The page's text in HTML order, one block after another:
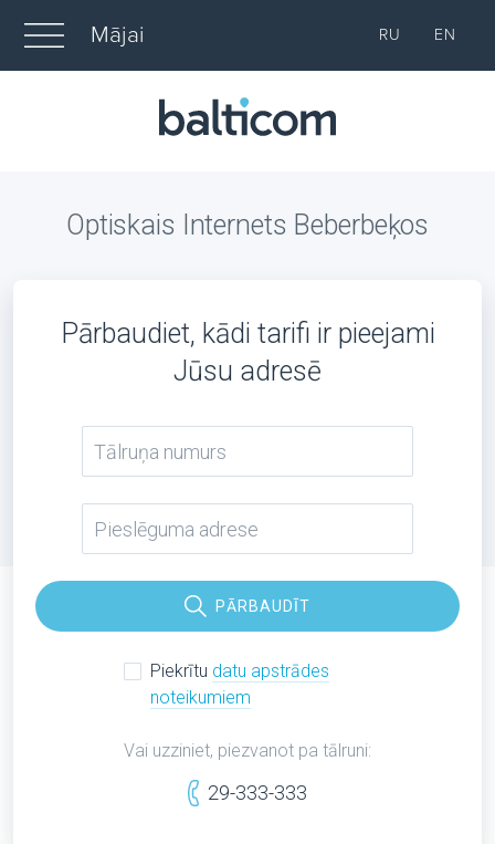
Mājai RU EN
Optiskais Internets Beberbeķos
Pārbaudiet, kādi tarifi ir pieejami
Jūsu adresē
PĀRBAUDĪT
Piekrītu datu apstrādes
noteikumiem
Vai uzziniet, piezvanot pa tālruni:
29-333-333